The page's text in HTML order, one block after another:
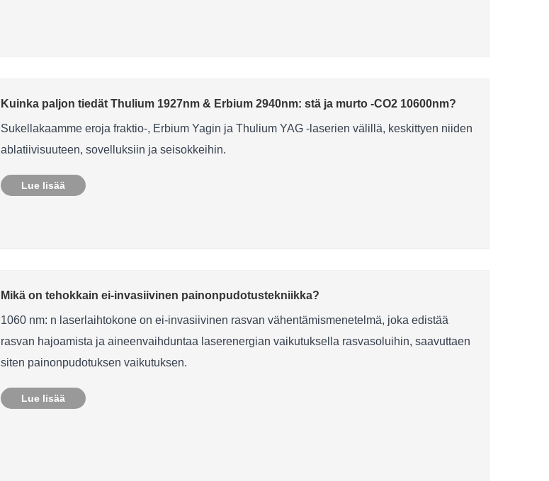
Kuinka paljon tiedät Thulium 1927nm & Erbium 2940nm: stä ja murto -CO2 10600nm?
Sukellakaamme eroja fraktio-, Erbium Yagin ja Thulium YAG -laserien välillä, keskittyen niiden
ablatiivisuuteen, sovelluksiin ja seisokkeihin.
Lue lisää
Mikä on tehokkain ei-invasiivinen painonpudotustekniikka?
1060 nm: n laserlaihtokone on ei-invasiivinen rasvan vähentämismenetelmä, joka edistää
rasvan hajoamista ja aineenvaihduntaa laserenergian vaikutuksella rasvasoluihin, saavuttaen
siten painonpudotuksen vaikutuksen.
Lue lisää